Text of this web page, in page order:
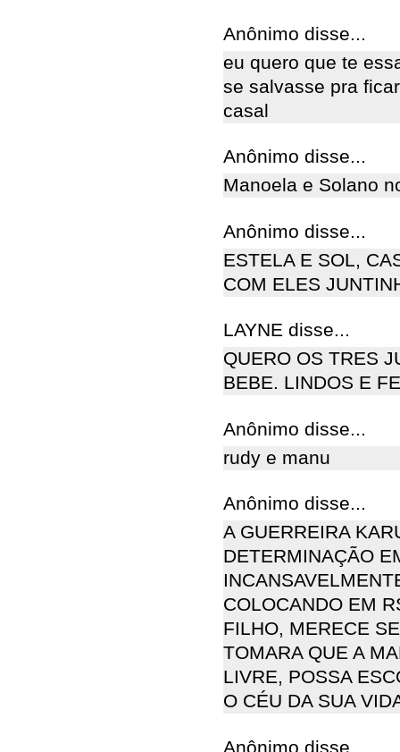
Anônimo disse...
eu quero que te
se salvasse pra
casal
Anônimo disse...
Manoela e Solano
Anônimo disse...
ESTELA E SOL,
COM ELES
LAYNE disse...
QUERO OS TRES
BEBE. LINDOS E
Anônimo disse...
rudy e manu
Anônimo disse...
A GUERREIRA
DETERMINAÇÃO
COLOCANDO EM
FILHO, MERECE
TOMARA QUE A
LIVRE, POSSA
O CÉU DA SUA
Anônimo disse...